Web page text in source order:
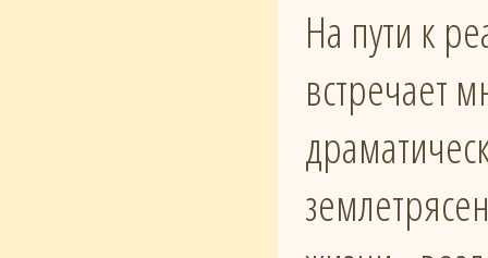
На пути к
встречает